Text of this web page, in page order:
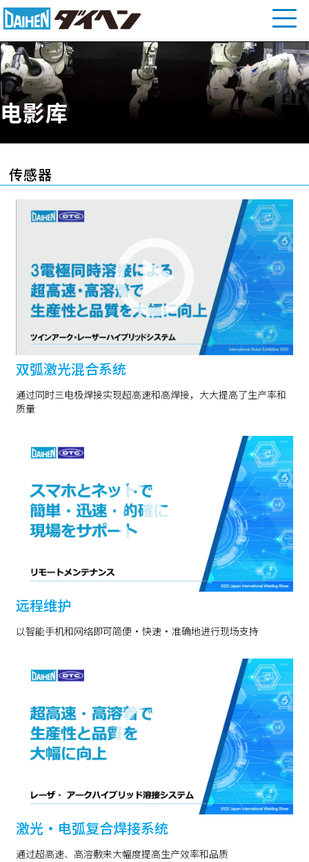
电影库
传感器
双弧激光混合系统
通过同时三电极焊接实现超高速和高焊接，大大提高了生产率和
质量
远程维护
以智能手机和网络即可简便・快速・准确地进行现场支持
激光・电弧复合焊接系统
通过超高速、高溶敷来大幅度提高生产效率和品质